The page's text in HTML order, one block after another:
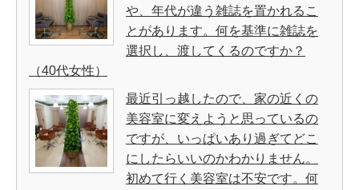
や、年代が違う雑誌を置かれるこ
とがあります。何を基準に雑誌を
選択し、渡してくるのですか？
（40代女性）
最近引っ越したので、家の近くの
美容室に変えようと思っているの
ですが、いっぱいあり過ぎてどこ
にしたらいいのかわかりません。
初めて行く美容室は不安です。何